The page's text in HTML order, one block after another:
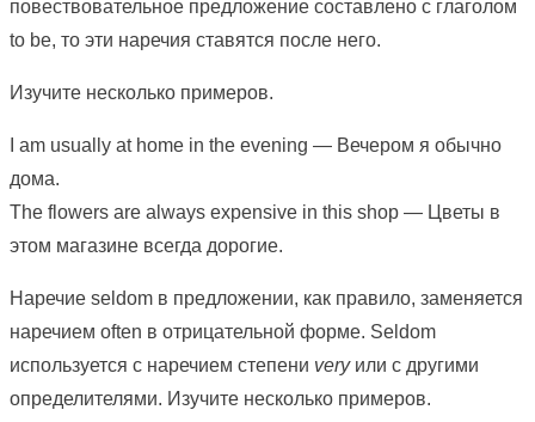
повествовательное предложение составлено с глаголом
to be, то эти наречия ставятся после него.
Изучите несколько примеров.
I am usually at home in the evening — Вечером я обычно
дома.
The flowers are always expensive in this shop — Цветы в
этом магазине всегда дорогие.
Наречие seldom в предложении, как правило, заменяется
наречием often в отрицательной форме. Seldom
используется с наречием степени veryили с другими
определителями. Изучите несколько примеров.